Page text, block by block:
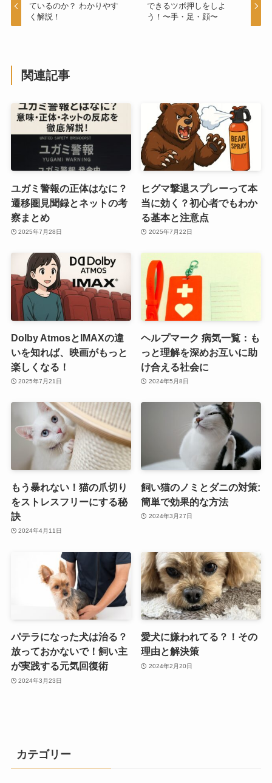
ているのか？ わかりやす
く解説！
できるツボ押しをしよ
う！〜手・足・顔〜
関連記事
ユガミ警報の正体はなに？
遷移圏見聞録とネットの考
察まとめ
2025年7月28日
ヒグマ撃退スプレーって本
当に効く？初心者でもわか
る基本と注意点
2025年7月22日
Dolby AtmosとIMAXの違
いを知れば、映画がもっと
楽しくなる！
2025年7月21日
ヘルプマーク 病気一覧：も
っと理解を深めお互いに助
け合える社会に
2024年5月8日
もう暴れない！猫の爪切り
をストレスフリーにする秘
訣
2024年4月11日
飼い猫のノミとダニの対策:
簡単で効果的な方法
2024年3月27日
パテラになった犬は治る？
放っておかないで！飼い主
が実践する元気回復術
2024年3月23日
愛犬に嫌われてる？！その
理由と解決策
2024年2月20日
カテゴリー